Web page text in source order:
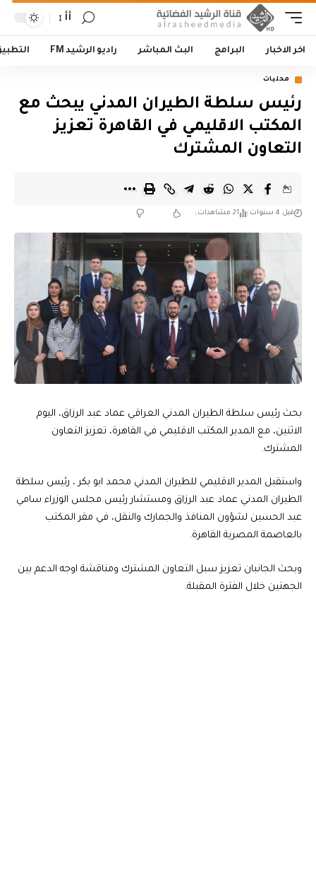
أأ
اخر الاخبار البرامج البث المباشر راديو الرشيد FM
محليات
رئيس سلطة الطيران المدني يبحث مع
المكتب الاقليمي في القاهرة تعزيز
التعاون المشترك
قبل 4 سنوات 21 مشاهدات
بحث رئيس سلطة الطيران المدني العراقي عماد عبد الرزاق، اليوم
الاثنين، مع المدير المكتب الاقليمي في القاهرة، تعزيز التعاون
المشترك.
واستقبل المدير الاقليمي للطيران المدني محمد ابو بكر ، رئيس سلطة
الطيران المدني عماد عبد الرزاق ومستشار رئيس مجلس الوزراء سامي
عبد الحسين لشؤون المنافذ والجمارك والنقل، في مقر المكتب
بالعاصمة المصرية القاهرة.
وبحث الجانبان تعزيز سبل التعاون المشترك ومناقشة اوجه الدعم بين
الجهتين خلال الفترة المقبلة.